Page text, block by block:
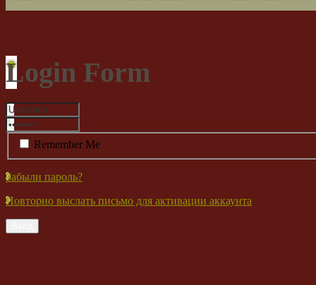
Login Form
Remember Me
Забыли пароль?
Повторно выслать письмо для активации аккаунта